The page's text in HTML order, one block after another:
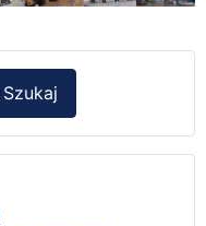
Szukaj